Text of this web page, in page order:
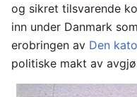
og sikret tilsvarende
inn under Danmark
erobringen av Den
politiske makt av